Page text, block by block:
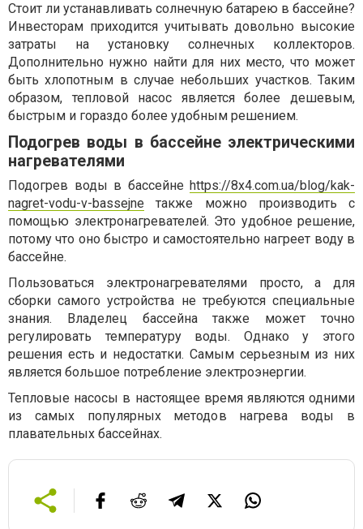
Стоит ли устанавливать солнечную батарею в бассейне?
Инвесторам приходится учитывать довольно высокие
затраты на установку солнечных коллекторов.
Дополнительно нужно найти для них место, что может
быть хлопотным в случае небольших участков. Таким
образом, тепловой насос является более дешевым,
быстрым и гораздо более удобным решением.
Подогрев воды в бассейне электрическими
нагревателями
Подогрев воды в бассейне https://8x4.com.ua/blog/kak-
nagret-vodu-v-bassejne также можно производить с
помощью электронагревателей. Это удобное решение,
потому что оно быстро и самостоятельно нагреет воду в
бассейне.
Пользоваться электронагревателями просто, а для
сборки самого устройства не требуются специальные
знания. Владелец бассейна также может точно
регулировать температуру воды. Однако у этого
решения есть и недостатки. Самым серьезным из них
является большое потребление электроэнергии.
Тепловые насосы в настоящее время являются одними
из самых популярных методов нагрева воды в
плавательных бассейнах.